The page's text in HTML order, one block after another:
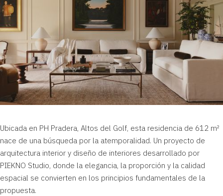
Ubicada en PH Pradera, Altos del Golf, esta residencia de 612 m²
nace de una búsqueda por la atemporalidad. Un proyecto de
arquitectura interior y diseño de interiores desarrollado por
PIEKNO Studio, donde la elegancia, la proporción y la calidad
espacial se convierten en los principios fundamentales de la
propuesta.